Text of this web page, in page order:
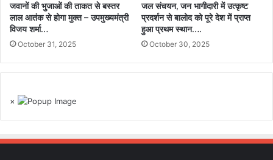
जवानों की भुजाओं की ताकत से बस्तर
लाल आतंक से होगा मुक्त – उपमुख्यमंत्री
विजय शर्मा…
October 31, 2025
जल संचयन, जन भागीदारी में उत्कृष्ट
प्रदर्शन से बालोद को पूरे देश में प्राप्त
हुआ प्रथम स्थान….
October 30, 2025
×